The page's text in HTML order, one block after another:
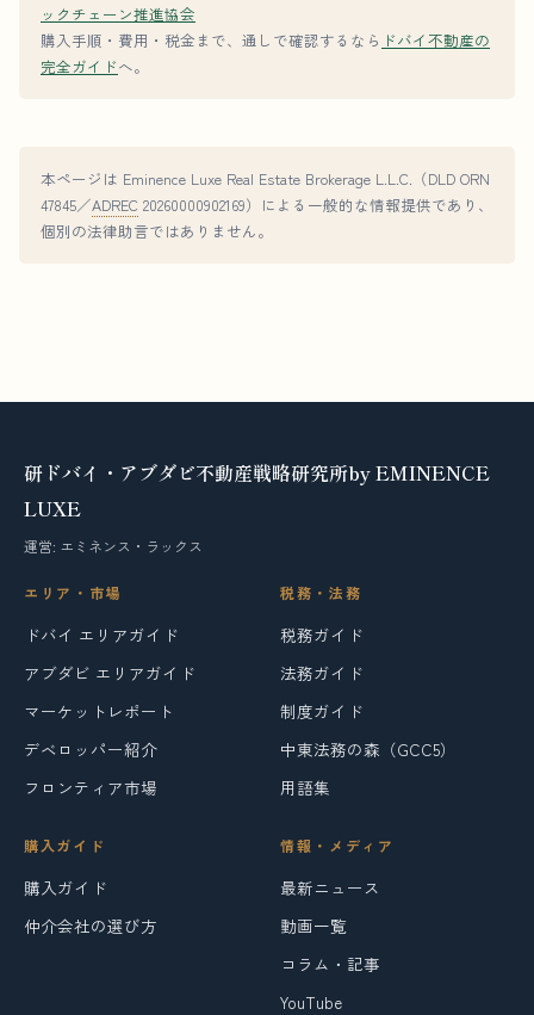
ックチェーン推進協会
購入手順・費用・税金まで、通しで確認するなら ドバイ不動産の
完全ガイドへ。
本ページは Eminence Luxe Real Estate Brokerage L.L.C.（DLD ORN
47845／ADREC 20260000902169）による一般的な情報提供であり、
個別の法律助言ではありません。
研ドバイ・アブダビ不動産戦略研究所by EMINENCE
LUXE
運営: エミネンス・ラックス
エリア・市場
ドバイ エリアガイド
アブダビ エリアガイド
マーケットレポート
デベロッパー紹介
フロンティア市場
税務・法務
税務ガイド
法務ガイド
制度ガイド
中東法務の森（GCC5）
用語集
購入ガイド
購入ガイド
仲介会社の選び方
情報・メディア
最新ニュース
動画一覧
コラム・記事
YouTube